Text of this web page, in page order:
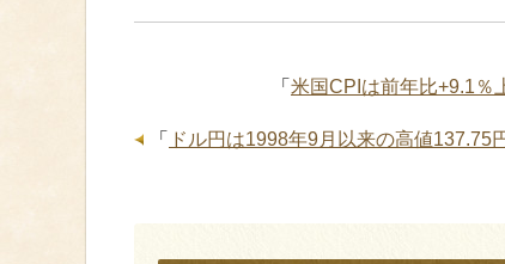
「 米国CPIは前年比+9.1％
「 ドル円は1998年9月以来の高値137.75